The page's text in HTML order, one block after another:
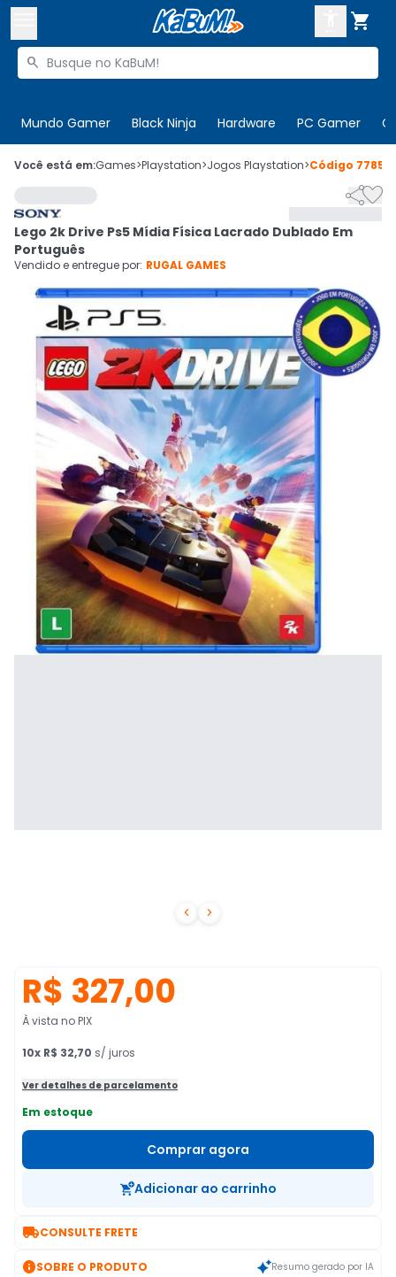

Buscar produtos

Mundo Gamer Black Ninja Hardware PC Gamer
 Olá. Acesse sua conta
 Departamentos
Cupons
Ativar tradutor em libras
CADASTRE-SE
Você está em:Games>Playstation>Jogos Playstation>Código
 

Lego 2k Drive Ps5 Mídia Física Lacrado Dublado Em
Português
Vendido e entregue por: RUGAL GAMES
R$ 327,00
À vista no PIX
10x R$ 32,70 s/ juros
Ver detalhes de parcelamento
Em estoque
Comprar agora
Adicionar ao carrinho
CONSULTE FRETE
SOBRE O PRODUTO Resumo gerado por IA